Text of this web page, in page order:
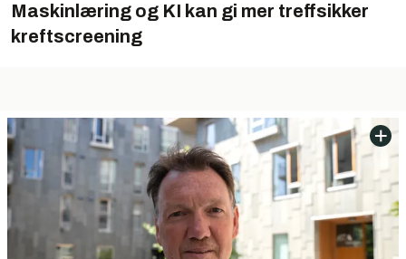
Maskinlæring og KI kan gi mer treffsikker
kreftscreening